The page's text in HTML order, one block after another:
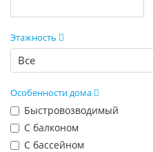
Этажность
Все
Особенности дома
Быстровозводимый
С балконом
С бассейном